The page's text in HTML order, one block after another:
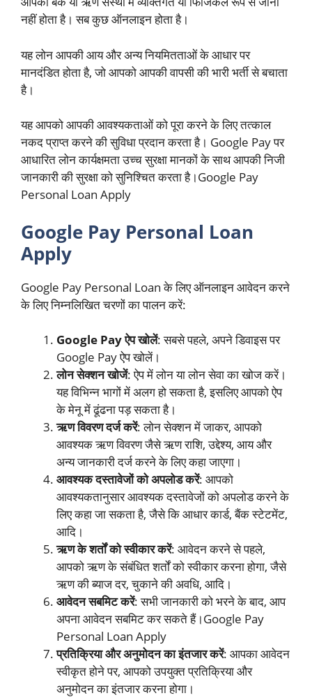
नहीं होता है। सब कुछ ऑनलाइन होता है।
यह लोन आपकी आय और अन्य नियमितताओं के आधार पर
मानदंडित होता है, जो आपको आपकी वापसी की भारी भर्ती से बचाता
है।
यह आपको आपकी आवश्यकताओं को पूरा करने के लिए तत्काल
नकद प्राप्त करने की सुविधा प्रदान करता है। Google Pay पर
आधारित लोन कार्यक्षमता उच्च सुरक्षा मानकों के साथ आपकी निजी
जानकारी की सुरक्षा को सुनिश्चित करता है।Google Pay
Personal Loan Apply
Google Pay Personal Loan
Apply
Google Pay Personal Loan के लिए ऑनलाइन आवेदन करने
के लिए निम्नलिखित चरणों का पालन करें:
Google Pay ऐप खोलें: सबसे पहले, अपने डिवाइस पर
Google Pay ऐप खोलें।
लोन सेक्शन खोजें: ऐप में लोन या लोन सेवा का खोज करें।
यह विभिन्न भागों में अलग हो सकता है, इसलिए आपको ऐप
के मेनू में ढूंढना पड़ सकता है।
ऋण विवरण दर्ज करें: लोन सेक्शन में जाकर, आपको
आवश्यक ऋण विवरण जैसे ऋण राशि, उद्देश्य, आय और
अन्य जानकारी दर्ज करने के लिए कहा जाएगा।
आवश्यक दस्तावेजों को अपलोड करें: आपको
आवश्यकतानुसार आवश्यक दस्तावेजों को अपलोड करने के
लिए कहा जा सकता है, जैसे कि आधार कार्ड, बैंक स्टेटमेंट,
आदि।
ऋण के शर्तों को स्वीकार करें: आवेदन करने से पहले,
आपको ऋण के संबंधित शर्तों को स्वीकार करना होगा, जैसे
ऋण की ब्याज दर, चुकाने की अवधि, आदि।
आवेदन सबमिट करें: सभी जानकारी को भरने के बाद, आप
अपना आवेदन सबमिट कर सकते हैं।Google Pay
Personal Loan Apply
प्रतिक्रिया और अनुमोदन का इंतजार करें: आपका आवेदन
स्वीकृत होने पर, आपको उपयुक्त प्रतिक्रिया और
अनुमोदन का इंतजार करना होगा।